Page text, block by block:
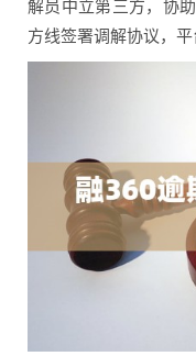
解员中立第三方，协
方线签署调解协议，